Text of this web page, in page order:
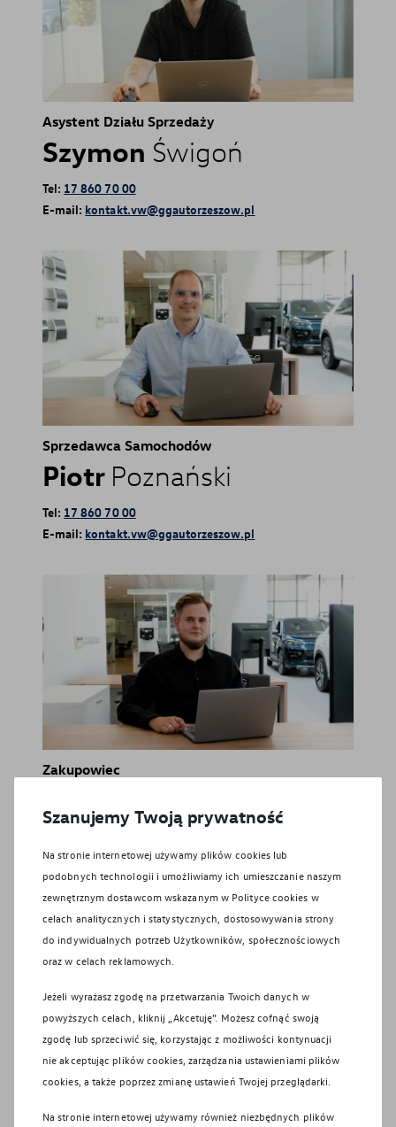
Asystent Działu Sprzedaży
Szymon Świgoń
Tel: 17 860 70 00
E-mail: kontakt.vw@ggautorzeszow.pl
Sprzedawca Samochodów
Piotr Poznański
Tel: 17 860 70 00
E-mail: kontakt.vw@ggautorzeszow.pl
Zakupowiec
E-mail:kontakt.vw@ggautorzeszow.pl
Serwis
Centrum blacharsko-lakiern
icze
Części i akcesoria
Szanujemy Twoją prywatność
Na stronie internetowej używamy plików cookies lub
podobnych technologii i umożliwiamy ich umieszczanie naszym
zewnętrznym dostawcom wskazanym w Polityce cookies w
celach analitycznych i statystycznych, dostosowywania strony
do indywidualnych potrzeb Użytkowników, społecznościowych
oraz w celach reklamowych.
Jeżeli wyrażasz zgodę na przetwarzania Twoich danych w
powyższych celach, kliknij „Akcetuję”. Możesz cofnąć swoją
zgodę lub sprzeciwić się, korzystając z możliwości kontynuacji
nie akceptując plików cookies, zarządzania ustawieniami plików
cookies, a także poprzez zmianę ustawień Twojej przeglądarki.
Na stronie internetowej używamy również niezbędnych plików